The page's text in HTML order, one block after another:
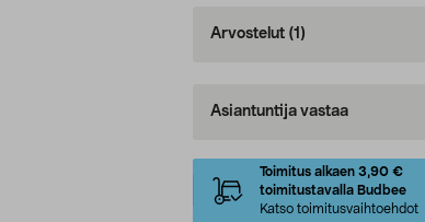
Arvostelut (1)
Asiantuntija vastaa
Toimitus alkaen 3,90 €
toimitustavalla Budbee
Katso toimitusvaihtoehdot